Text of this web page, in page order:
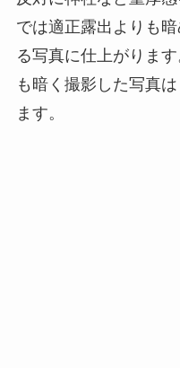
では適正露出よりも
る写真に仕上がりま
も暗く撮影した写真
ます。